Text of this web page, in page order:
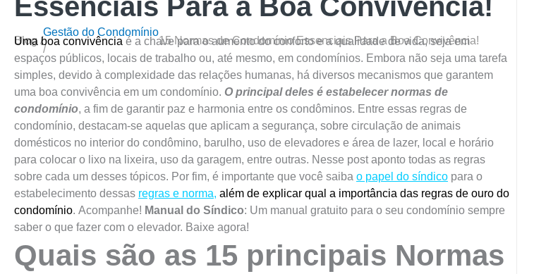
Essenciais Para a Boa Convivência!
Blog /
Gestão do Condomínio
/
15 Normas de Condomínio Essenciais Para a Boa Convivência!
Uma boa convivência é a chave para o aumento do conforto e a qualidade de vida, seja em
espaços públicos, locais de trabalho ou, até mesmo, em condomínios. Embora não seja uma tarefa
simples, devido à complexidade das relações humanas, há diversos mecanismos que garantem
uma boa convivência em um condomínio. O principal deles é estabelecer normas de
condomínio, a fim de garantir paz e harmonia entre os condôminos. Entre essas regras de
condomínio, destacam-se aquelas que aplicam a segurança, sobre circulação de animais
domésticos no interior do condômino, barulho, uso de elevadores e área de lazer, local e horário
para colocar o lixo na lixeira, uso da garagem, entre outras. Nesse post aponto todas as regras
sobre cada um desses tópicos. Por fim, é importante que você saiba o papel do síndico para o
estabelecimento dessas regras e norma, além de explicar qual a importância das regras de ouro do
condomínio. Acompanhe! Manual do Síndico: Um manual gratuito para o seu condomínio sempre
saber o que fazer com o elevador. Baixe agora!
Quais são as 15 principais Normas